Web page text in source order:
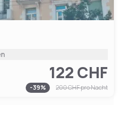
122 CHF
-39% 200 CHFpro Nacht